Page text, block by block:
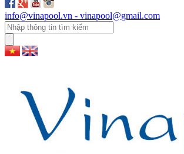
info@vinapool.vn - vinapool@gmail.com